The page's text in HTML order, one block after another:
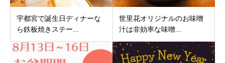
宇都宮で誕生日ディナーな
ら鉄板焼きステー...
世里花オリジナルのお味噌
汁は非効率な味噌...